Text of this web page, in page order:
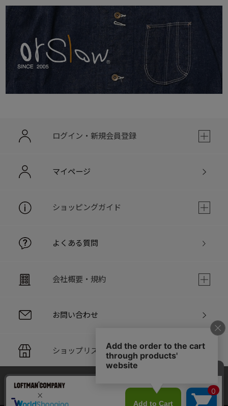
ログイン・新規会員登録
マイページ
ショッピングガイド
よくある質問
会社概要・規約
お問い合わせ
ショップリスト
PC版サイト
当サイトでは利用体験の向上およびコンテンツの最適な提供、ト
ラフィックの分析を目的としてCookieを使用しています。
サイトの閲覧を継続された場合、Cookieの利用に同意したことも